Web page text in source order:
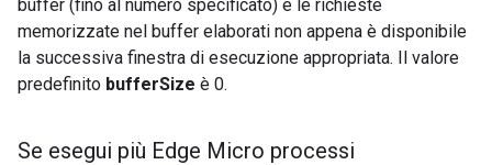
buffer (fino al numero specificato) e le richieste
memorizzate nel buffer elaborati non appena è disponibile
la successiva finestra di esecuzione appropriata. Il valore
predefinito bufferSize è 0.
Se esegui più Edge Micro processi